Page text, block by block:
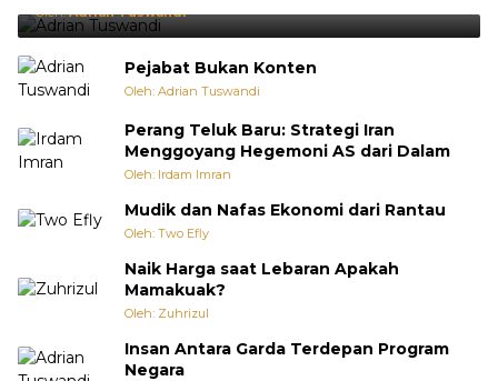
Oleh:Adrian Tuswandi
Pejabat Bukan Konten
Oleh: Adrian Tuswandi
Perang Teluk Baru: Strategi Iran
Menggoyang Hegemoni AS dari Dalam
Oleh: Irdam Imran
Mudik dan Nafas Ekonomi dari Rantau
Oleh: Two Efly
Naik Harga saat Lebaran Apakah
Mamakuak?
Oleh: Zuhrizul
Insan Antara Garda Terdepan Program
Negara